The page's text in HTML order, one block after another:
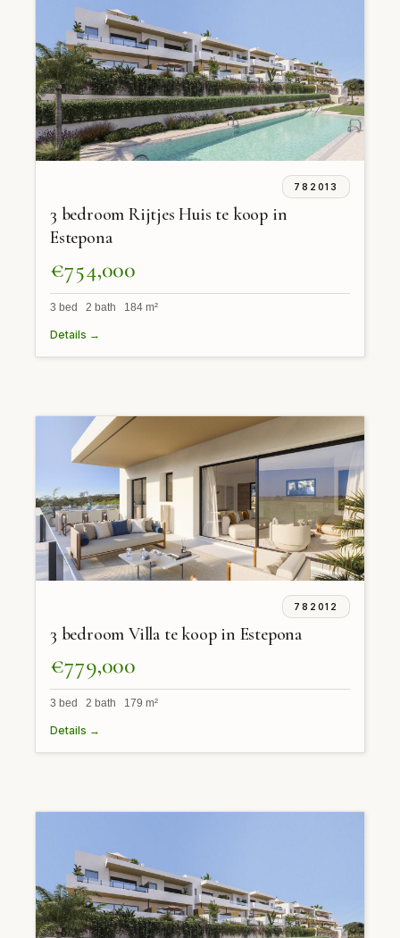
782013
3 bedroom Rijtjes Huis te koop in
Estepona
€754,000
3 bed 2 bath 184 m²
Details →
782012
3 bedroom Villa te koop in Estepona
€779,000
3 bed 2 bath 179 m²
Details →